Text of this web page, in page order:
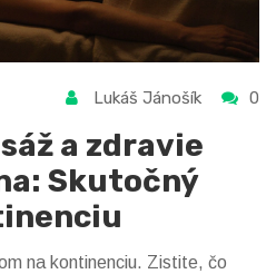
Lukáš Jánošík 0
a zdravie
Skutočný
na kontinenciu. Zistite, čo